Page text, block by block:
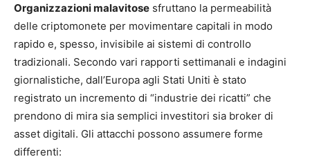
Organizzazioni malavitose sfruttano la permeabilità
delle criptomonete per movimentare capitali in modo
rapido e, spesso, invisibile ai sistemi di controllo
tradizionali. Secondo vari rapporti settimanali e indagini
giornalistiche, dall’Europa agli Stati Uniti è stato
registrato un incremento di “industrie dei ricatti” che
prendono di mira sia semplici investitori sia broker di
asset digitali. Gli attacchi possono assumere forme
differenti: